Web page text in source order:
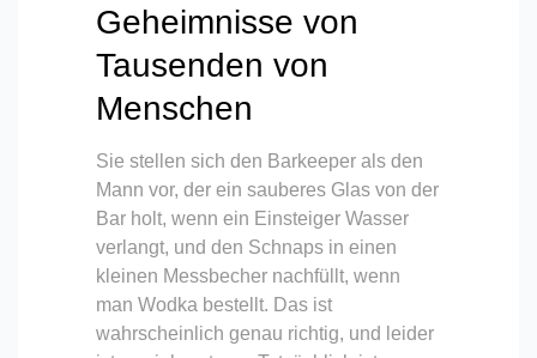
Geheimnisse von
Tausenden von
Menschen
Sie stellen sich den Barkeeper als den
Mann vor, der ein sauberes Glas von der
Bar holt, wenn ein Einsteiger Wasser
verlangt, und den Schnaps in einen
kleinen Messbecher nachfüllt, wenn
man Wodka bestellt. Das ist
wahrscheinlich genau richtig, und leider